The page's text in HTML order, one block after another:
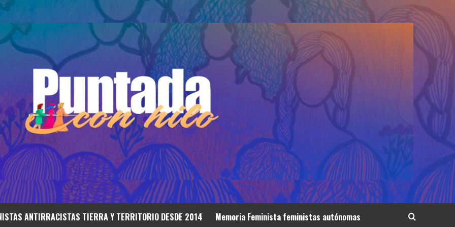
ANTIRRACISTAS TIERRA Y TERRITORIO DESDE 2014 Memoria Feminista feministas autónomas